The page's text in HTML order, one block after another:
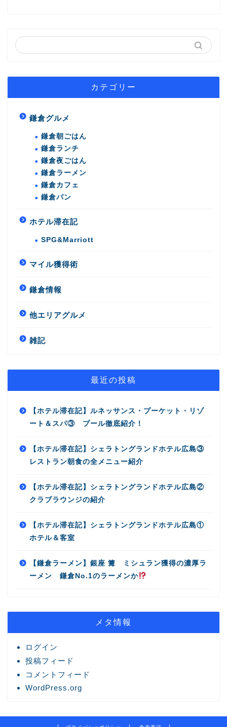
カテゴリー
鎌倉グルメ
鎌倉朝ごはん
鎌倉ランチ
鎌倉夜ごはん
鎌倉ラーメン
鎌倉カフェ
鎌倉パン
ホテル滞在記
SPG&Marriott
マイル獲得術
鎌倉情報
他エリアグルメ
雑記
最近の投稿
【ホテル滞在記】ルネッサンス・プーケット・リゾ
ート＆スパ③ プール徹底紹介！
【ホテル滞在記】シェラトングランドホテル広島③
レストラン朝食の全メニュー紹介
【ホテル滞在記】シェラトングランドホテル広島②
クラブラウンジの紹介
【ホテル滞在記】シェラトングランドホテル広島①
ホテル＆客室
【鎌倉ラーメン】銀座 篝 ミシュラン獲得の濃厚ラ
ーメン 鎌倉No.1のラーメンか
メタ情報
ログイン
投稿フィード
コメントフィード
WordPress.org